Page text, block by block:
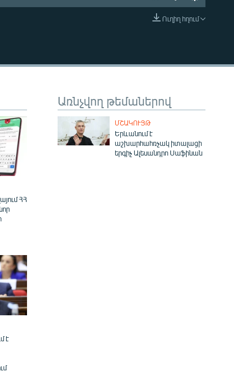
EMBED
Ուղիղ հղում
Առնչվող թեմաներով
ՄՇԱԿՈՒՅԹ
Երևանում է
աշխարհահռչակ իտալացի
երգիչ Ալեսանդրո Սաֆինան
ՀՀ
է